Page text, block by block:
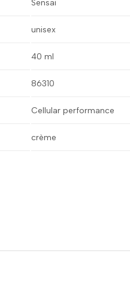
Sensai
unisex
40 ml
86310
Cellular performance
crème